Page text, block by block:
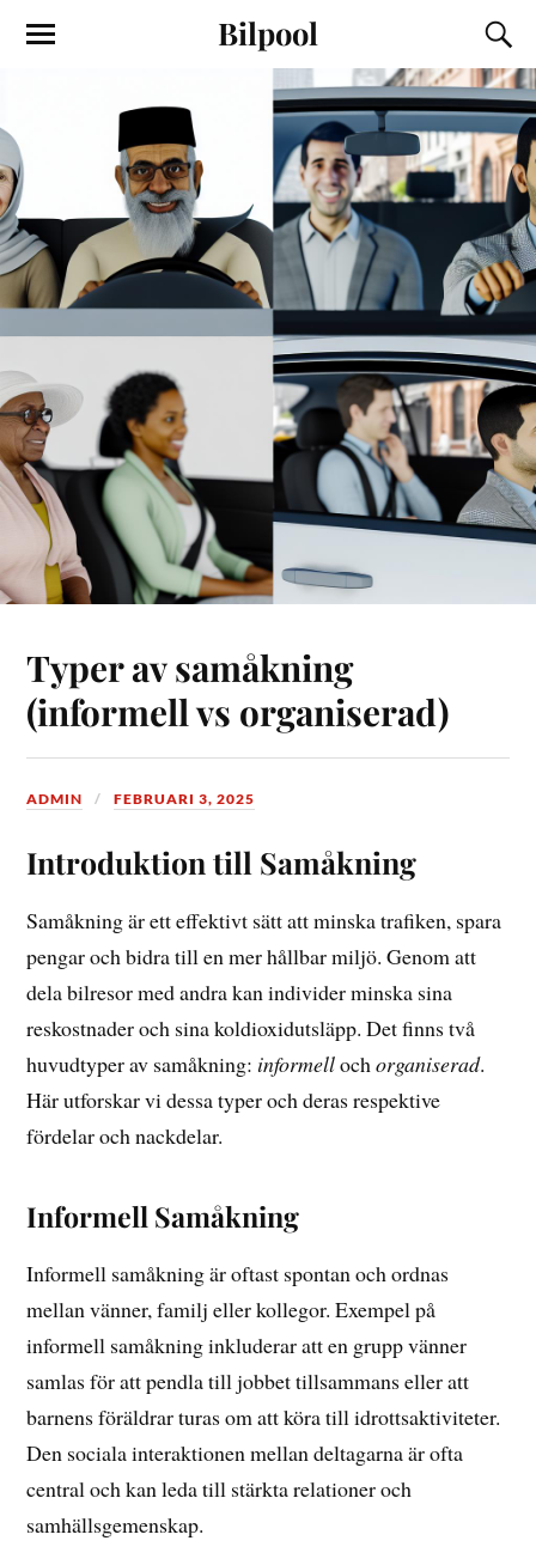
Bilpool
Typer av samåkning
(informell vs organiserad)
ADMIN FEBRUARI 3, 2025
Introduktion till Samåkning
Samåkning är ett effektivt sätt att minska trafiken, spara
pengar och bidra till en mer hållbar miljö. Genom att
dela bilresor med andra kan individer minska sina
reskostnader och sina koldioxidutsläpp. Det finns två
huvudtyper av samåkning: informellochorganiserad.
Här utforskar vi dessa typer och deras respektive
fördelar och nackdelar.
Informell Samåkning
Informell samåkning är oftast spontan och ordnas
mellan vänner, familj eller kollegor. Exempel på
informell samåkning inkluderar att en grupp vänner
samlas för att pendla till jobbet tillsammans eller att
barnens föräldrar turas om att köra till idrottsaktiviteter.
Den sociala interaktionen mellan deltagarna är ofta
central och kan leda till stärkta relationer och
samhällsgemenskap.